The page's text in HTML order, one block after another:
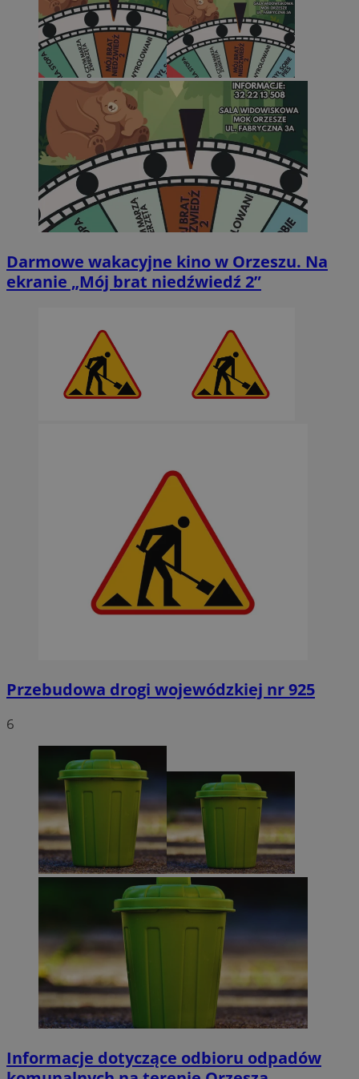
Darmowe wakacyjne kino w Orzeszu. Na
ekranie „Mój brat niedźwiedź 2”
Przebudowa drogi wojewódzkiej nr 925
6
Informacje dotyczące odbioru odpadów